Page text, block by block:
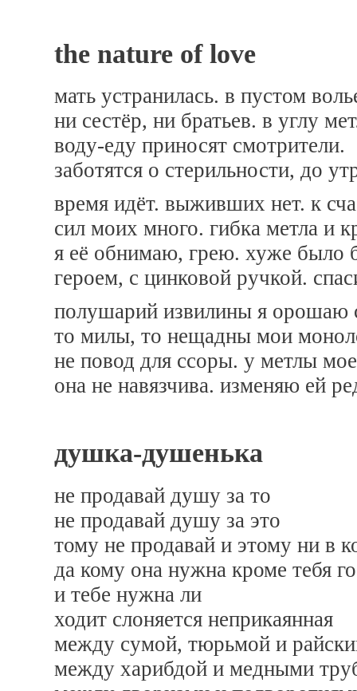
the nature of love
мать устранилась. в пустом
ни сестёр, ни братьев. в углу
воду-еду приносят смотрители.
заботятся о стерильности, до
время идёт. выживших нет. к
сил моих много. гибка метла и
я её обнимаю, грею. хуже было
героем, с цинковой ручкой.
полушарий извилины я орошаю
то милы, то нещадны мои
не повод для ссоры. у метлы
она не навязчива. изменяю ей
душка-душенька
не продавай душу за то
не продавай душу за это
тому не продавай и этому ни в
да кому она нужна кроме тебя
и тебе нужна ли
ходит слоняется неприкаянная
между сумой, тюрьмой и
между харибдой и медными